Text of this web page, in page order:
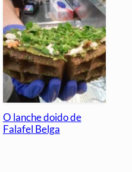
O lanche doido de
Falafel Belga